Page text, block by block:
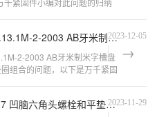
千紧固件小编对此问题的归纳
ASME/ANSI B18.13.1M-2-2003 AB牙米制米字槽盘头自攻螺钉和弹簧垫圈组合
2023-12-05
2-2003 AB牙米制米字槽盘
组合的问题，以下是万千紧固
JIS B1187-4-2017 凹脑六角头螺栓和平垫、8.8级以下弹垫圈的组合
2023-11-29